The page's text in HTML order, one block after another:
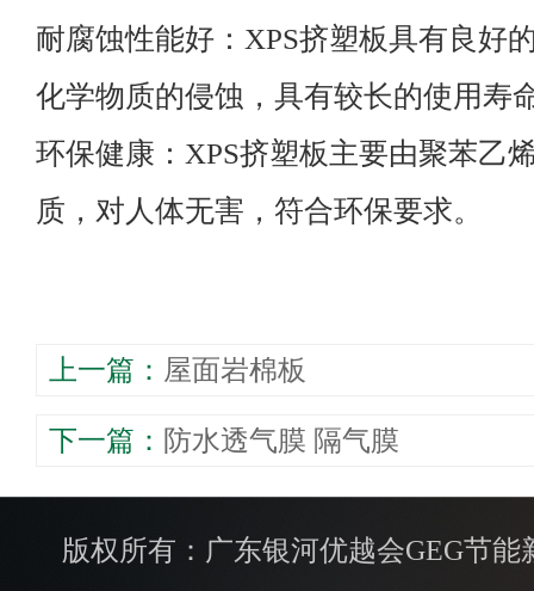
耐腐蚀性能好：XPS挤塑板具有良好
化学物质的侵蚀，具有较长的使用寿
环保健康：XPS挤塑板主要由聚苯乙
质，对人体无害，符合环保要求。
上一篇： ​屋面岩棉板
下一篇： ​防水透气膜 隔气膜
版权所有：广东银河优越会GEG节能